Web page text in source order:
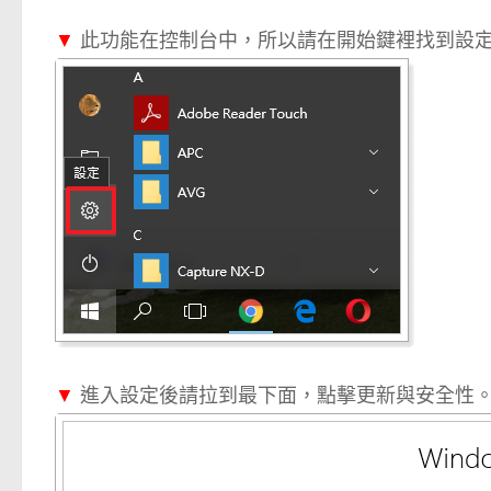
▼ 此功能在控制台中，所以請在開始鍵裡找到設
▼ 進入設定後請拉到最下面，點擊更新與安全性。